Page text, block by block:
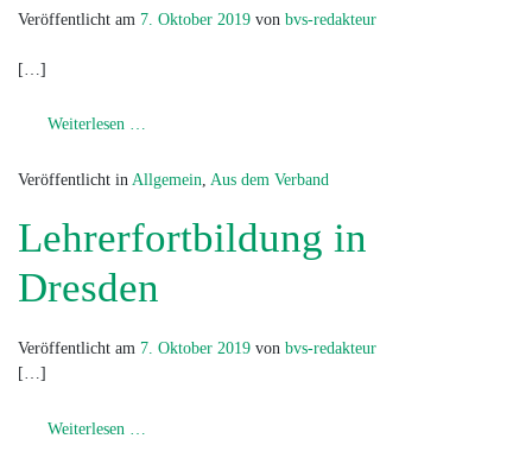
Veröffentlicht am 7. Oktober 2019 von bvs-redakteur
[…]
Weiterlesen …
Veröffentlicht in Allgemein Aus dem Verband
Lehrerfortbildung in
Dresden
Veröffentlicht am 7. Oktober 2019 von bvs-redakteur
[…]
Weiterlesen …